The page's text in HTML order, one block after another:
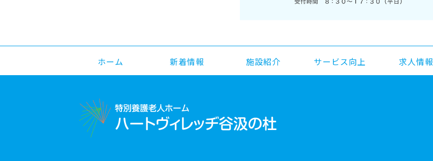
ホーム 新着情報 施設紹介 サービス向上 求人情報